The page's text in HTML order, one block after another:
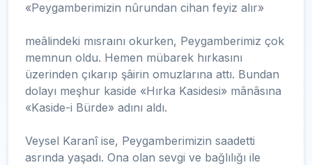
«Peygamberimizin nûrundan cihan feyiz alır»
meâlindeki mısraını okurken, Peygamberimiz çok
memnun oldu. Hemen mübarek hırkasını
üzerinden çıkarıp şâirin omuzlarına attı. Bundan
dolayı meşhur kaside «Hırka Kasidesi» mânâsına
«Kaside-i Bürde» adını aldı.
Veysel Karanî ise, Peygamberimizin saadetti
asrında yaşadı. Ona olan sevgi ve bağlılığı ile